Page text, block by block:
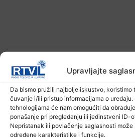
Upravljajte
Da bismo pružili najbolje iskustvo,
čuvanje i/ili pristup informacijama o uređaju.
tehnologijama će nam omogućiti da
ponašanje pri pregledanju ili jedinstveni ID-
Nepristanak ili povlačenje saglasnosti
određene karakteristike i funkcije.
Ekstremne ljetne
pogađaju i životinje
6. Augusta 2026.